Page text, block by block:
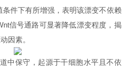
件下有所增强，表明该漂变不依赖
信号通路可显著降低漂变程度，揭
因素。
中保守，起源于干细胞水平且不依